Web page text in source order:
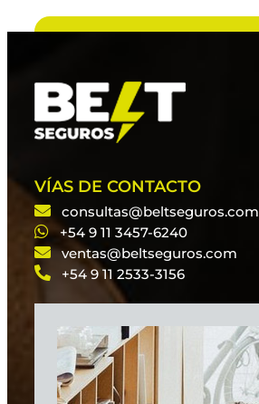
VÍAS DE CONTACTO
consultas@beltseguros.com
+54 9 11 3457-6240
ventas@beltseguros.com
+54 9 11 2533-3156